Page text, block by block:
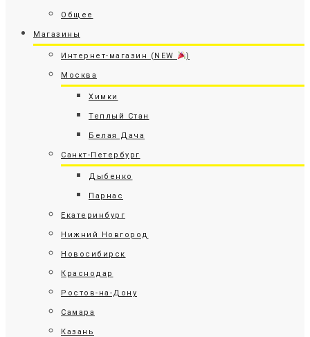
Общее
Магазины
Интернет-магазин (NEW )
Москва
Химки
Теплый Стан
Белая Дача
Санкт-Петербург
Дыбенко
Парнас
Екатеринбург
Нижний Новгород
Новосибирск
Краснодар
Ростов-на-Дону
Самара
Казань